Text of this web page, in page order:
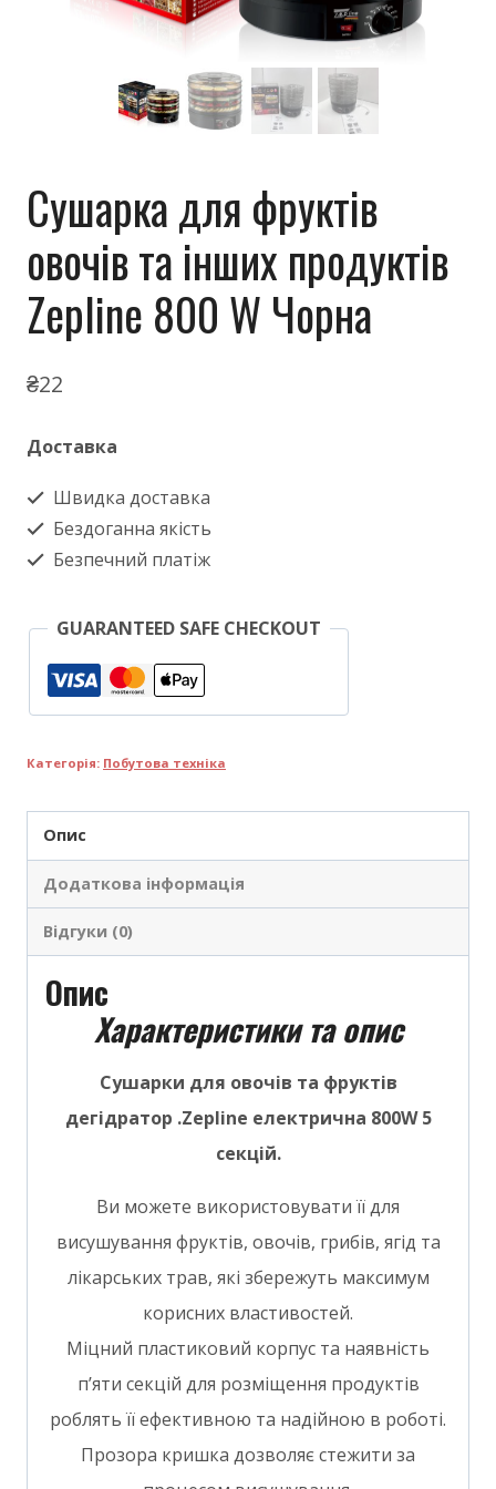
Сушарка для фруктів
овочів та інших продуктів
Zepline 800 W Чорна
₴22
Доставка
Швидка доставка
Бездоганна якість
Безпечний платіж
GUARANTEED SAFE CHECKOUT
Категорія: Побутова техніка
Опис
Додаткова інформація
Відгуки (0)
Опис
Характеристики та опис
Сушарки для овочів та фруктів
дегідратор .Zepline електрична 800W 5
секцій.
Ви можете використовувати її для
висушування фруктів, овочів, грибів, ягід та
лікарських трав, які збережуть максимум
корисних властивостей.
Міцний пластиковий корпус та наявність
п’яти секцій для розміщення продуктів
роблять її ефективною та надійною в роботі.
Прозора кришка дозволяє стежити за